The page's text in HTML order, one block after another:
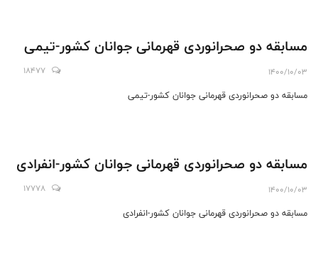
مسابقه دو صحرانوردی قهرمانی جوانان کشور-تیمی
1400/10/03
18477
مسابقه دو صحرانوردی قهرمانی جوانان کشور-تیمی
مسابقه دو صحرانوردی قهرمانی جوانان کشور-انفرادی
1400/10/03
17778
مسابقه دو صحرانوردی قهرمانی جوانان کشور-انفرادی